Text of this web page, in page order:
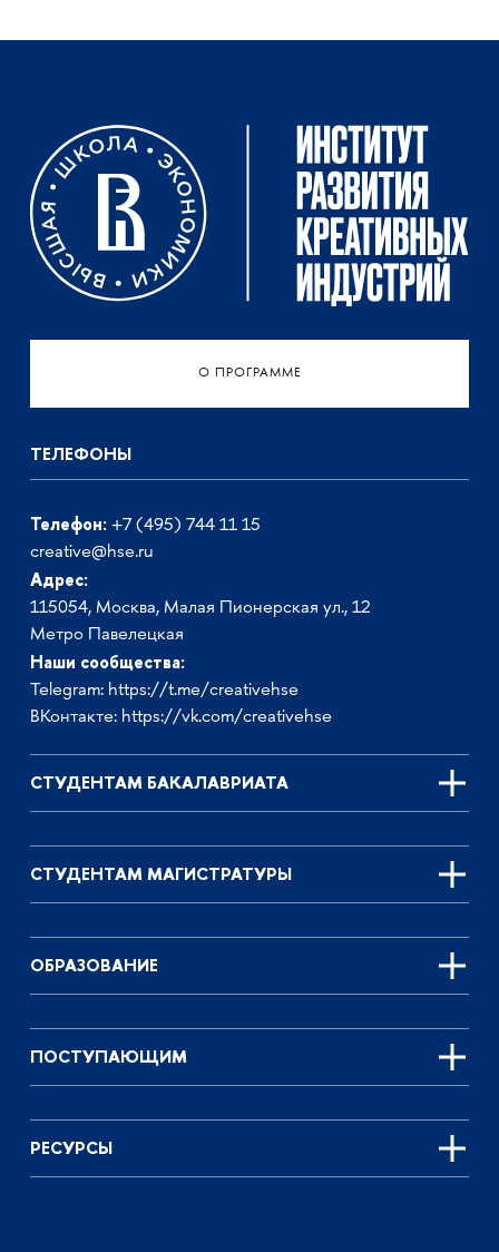
О ПРОГРАММЕ
ТЕЛЕФОНЫ
Телефон: +7 (495) 744 11 15
creative@hse.ru
Адрес:
115054, Москва, Малая Пионерская ул., 12
Метро Павелецкая
Наши сообщества:
Telegram: https://t.me/creativehse
ВКонтакте: https://vk.com/creativehse
СТУДЕНТАМ БАКАЛАВРИАТА
СТУДЕНТАМ МАГИСТРАТУРЫ
ОБРАЗОВАНИЕ
ПОСТУПАЮЩИМ
РЕСУРСЫ